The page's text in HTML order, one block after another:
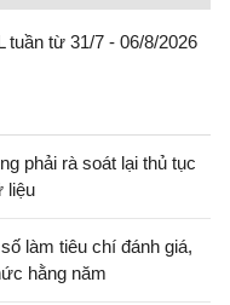
tuần từ 31/7 - 06/8/2026
phải rà soát lại thủ tục
liệu
làm tiêu chí đánh giá,
hằng năm